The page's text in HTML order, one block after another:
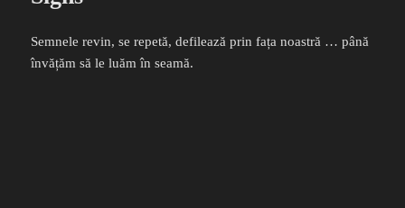
Semnele revin, se repetă, defilează prin fața noastră … până
învățăm să le luăm în seamă.